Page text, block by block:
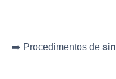
➡️ Procedimentos de